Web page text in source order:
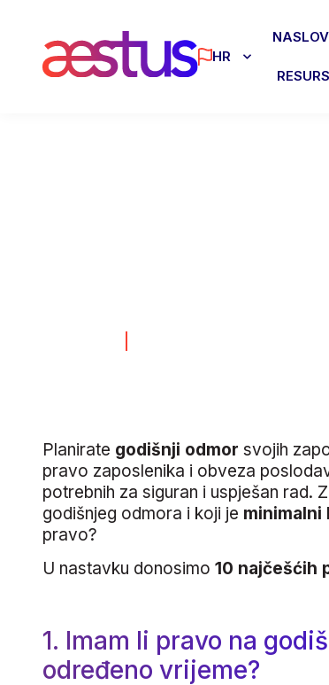
HR
Planirate godišnji odmor svojih
pravo zaposlenika i obveza
potrebnih za siguran i uspješan rad.
godišnjeg odmora i koji je minimalni
pravo?
U nastavku donosimo 10 najčešćih
1. Imam li pravo na
određeno vrijeme?